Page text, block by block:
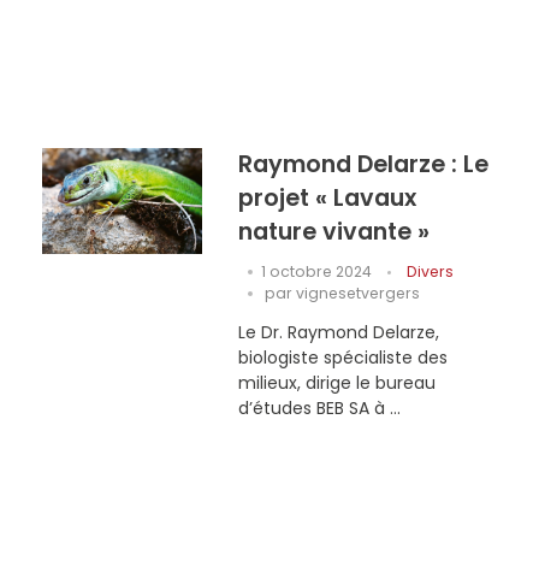
Raymond Delarze : Le
projet « Lavaux
nature vivante »
1 octobre 2024
Divers
par vignesetvergers
Le Dr. Raymond Delarze,
biologiste spécialiste des
milieux, dirige le bureau
d’études BEB SA à ...